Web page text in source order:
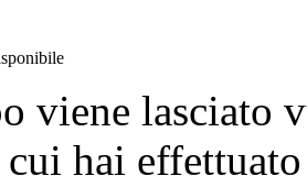
viene lasciato
hai